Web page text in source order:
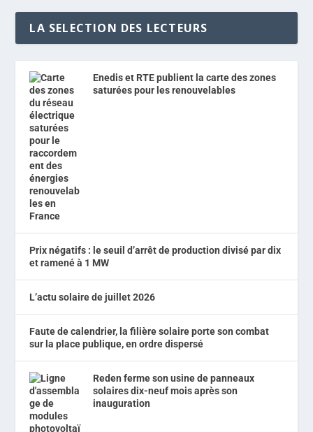
LA SELECTION DES LECTEURS
Enedis et RTE publient la carte des zones
saturées pour les renouvelables
Prix négatifs : le seuil d’arrêt de production divisé par dix
et ramené à 1 MW
L’actu solaire de juillet 2026
Faute de calendrier, la filière solaire porte son combat
sur la place publique, en ordre dispersé
Reden ferme son usine de panneaux
solaires dix-neuf mois après son
inauguration